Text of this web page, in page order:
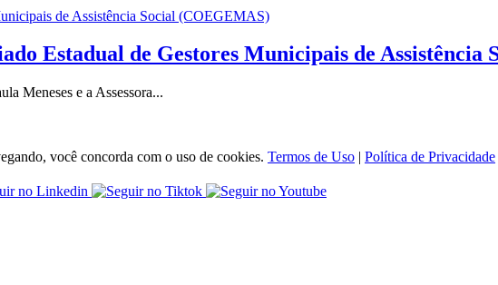
Estadual de Gestores Municipais de Assistência
Meneses e a Assessora...
você concorda com o uso de cookies. Termos de Uso | Política de Privacidade